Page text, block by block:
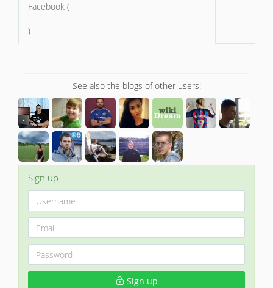
Facebook (
)
See also the blogs of other users:
Sign up
Sign up